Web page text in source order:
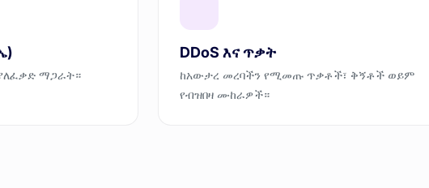
ማጋራት።
DDoS እና ጥቃት
ከአውታረ መረባችን የሚመጡ ጥቃቶች፣ ቅኝቶች ወይም
የብዝበዛ ሙከራዎች።